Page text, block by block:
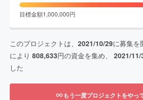
目標金額1,000,000円
このプロジェクトは、 2021/10/29に募集を
により 808,633円の資金を集め、 2021/11/
した
もう一度プロジェクトをやっ